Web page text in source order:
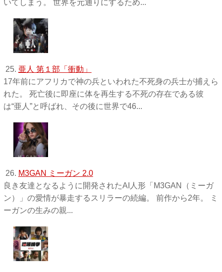
いてしまう。 世界を元通りにするため...
25. 亜人 第１部「衝動」
17年前にアフリカで神の兵といわれた不死身の兵士が捕えら
れた。 死亡後に即座に体を再生する不死の存在である彼
は“亜人”と呼ばれ、その後に世界で46...
26. M3GAN ミーガン 2.0
良き友達となるように開発されたAI人形「M3GAN（ミーガ
ン）」の愛情が暴走するスリラーの続編。 前作から2年。 ミ
ーガンの生みの親...